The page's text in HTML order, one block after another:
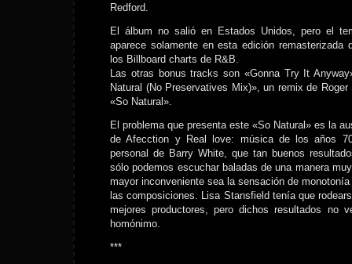
Redford.
El álbum no salió en Estados Unidos, pero el
aparece solamente en esta edición remasterizada
los Billboard charts de R&B.
Las otras bonus tracks son «Gonna Try It
Natural (No Preservatives Mix)», un remix de
«So Natural».
El problema que presenta este «So Natural» es la
de Afecction y Real love: música de los años
personal de Barry White, que tan buenos
sólo podemos escuchar baladas de una manera
mayor inconveniente sea la sensación de
las composiciones. Lisa Stansfield tenía que
mejores productores, pero dichos resultados no
homónimo.
***